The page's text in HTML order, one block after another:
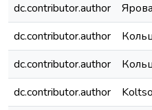
dc.contributor.author
dc.contributor.author
dc.contributor.author
dc.contributor.author